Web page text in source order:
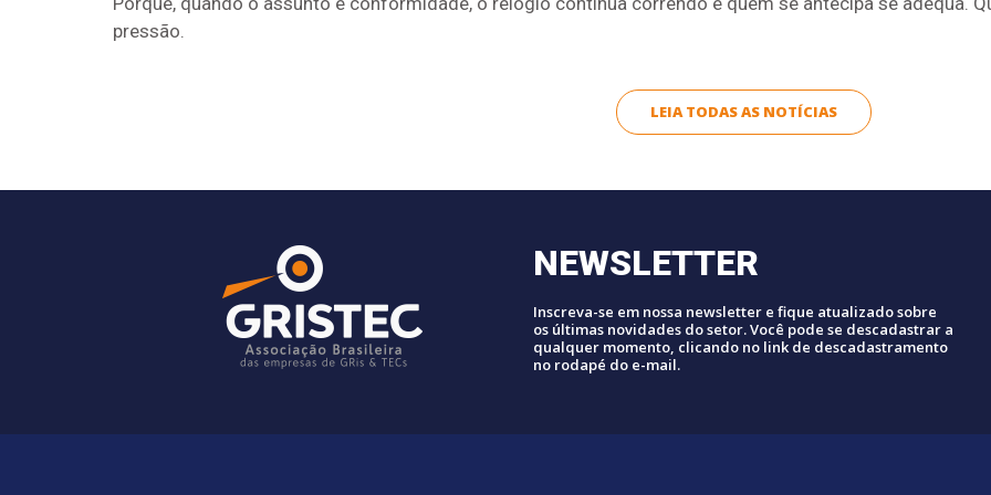
pressão.
LEIA TODAS AS NOTÍCIAS
NEWSLETTER
Inscreva-se em nossa newsletter e fique atualizado sobre
os últimas novidades do setor. Você pode se descadastrar a
qualquer momento, clicando no link de descadastramento
no rodapé do e-mail.